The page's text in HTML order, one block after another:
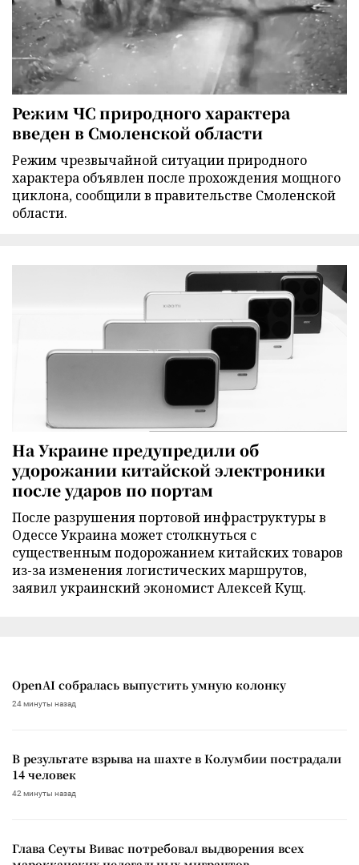
Режим ЧС природного характера
введен в Смоленской области
Режим чрезвычайной ситуации природного
характера объявлен после прохождения мощного
циклона, сообщили в правительстве Смоленской
области.
На Украине предупредили об
удорожании китайской электроники
после ударов по портам
После разрушения портовой инфраструктуры в
Одессе Украина может столкнуться с
существенным подорожанием китайских товаров
из-за изменения логистических маршрутов,
заявил украинский экономист Алексей Кущ.
OpenAI собралась выпустить умную колонку
24 минуты назад
В результате взрыва на шахте в Колумбии пострадали
14 человек
42 минуты назад
Глава Сеуты Вивас потребовал выдворения всех